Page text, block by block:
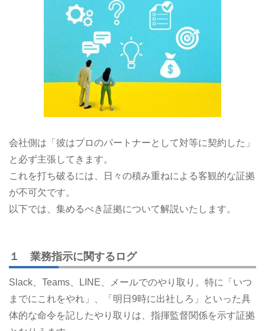
会社側は「彼はプロのパートナーとして対等に契約した」
と必ず主張してきます。
これを打ち破るには、日々の積み重ねによる客観的な証拠
が不可欠です。
以下では、集めるべき証拠について解説いたします。
１ 業務指示に関するログ
Slack、Teams、LINE、メールでのやり取り。特に「いつ
までにこれをやれ」、「明日9時に出社しろ」といった具
体的な命令を記したやり取りは、指揮監督関係を示す証拠